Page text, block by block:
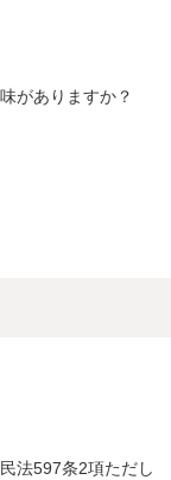
がありますか？
法597条2項ただし